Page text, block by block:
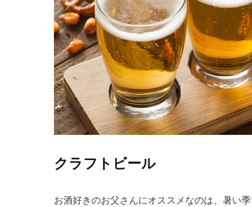
クラフトビール
お酒好きのお父さんにオススメなのは、暑い